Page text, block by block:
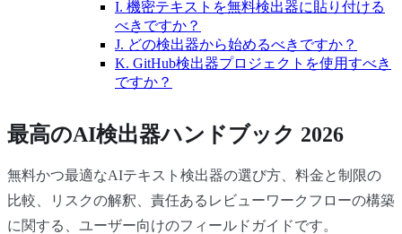
I. 機密テキストを無料検出器に貼り付ける
べきですか？
J. どの検出器から始めるべきですか？
K. GitHub検出器プロジェクトを使用すべき
ですか？
最高のAI検出器ハンドブック 2026
無料かつ最適なAIテキスト検出器の選び方、料金と制限の
比較、リスクの解釈、責任あるレビューワークフローの構築
に関する、ユーザー向けのフィールドガイドです。